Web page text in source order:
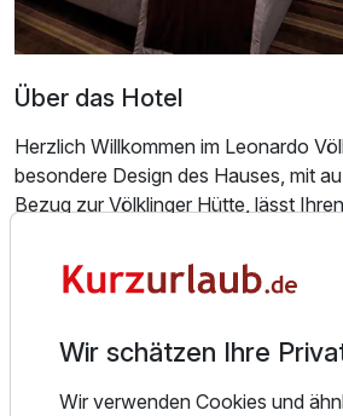
Ausstattung
Für 4 Tage
Über das Hotel
Herzlich Willkommen im Leonardo
besondere Design des Hauses, mit
Bezug zur Völklinger Hütte, lässt
Direkt am Bürgerpark und in
Völklinger Hütte, zum UNESCO-
Sehenswürdigkeiten in der Nähe die
Wir schätzen Ihre
Wir verwenden Cookies und